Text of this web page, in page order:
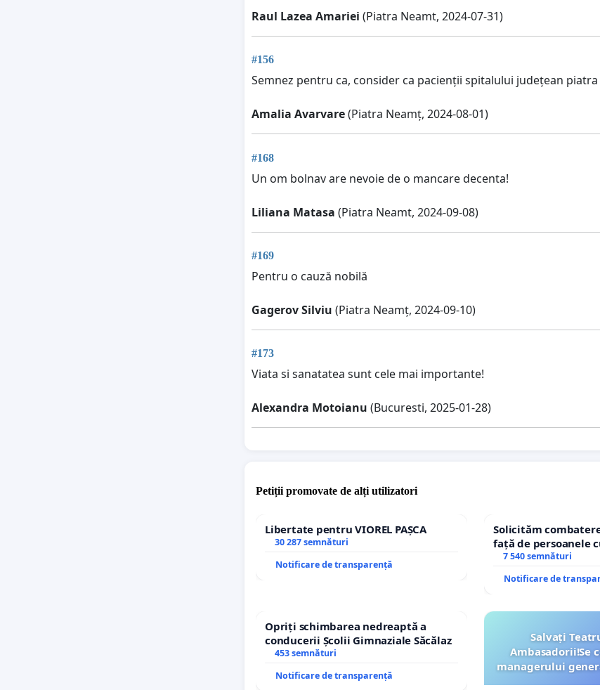
Raul Lazea Amariei (Piatra Neamt, 2024-07-31)
#156
Semnez pentru ca, consider ca pacienții spitalului județean
Amalia Avarvare(Piatra Neamț, 2024-08-01)
#168
Un om bolnav are nevoie de o mancare decenta!
Liliana Matasa (Piatra Neamt, 2024-09-08)
#169
Pentru o cauză nobilă
Gagerov Silviu (Piatra Neamț, 2024-09-10)
#173
Viata si sanatatea sunt cele mai importante!
Alexandra Motoianu (Bucuresti, 2025-01-28)
Petiții promovate de alți utilizatori
Libertate pentru VIOREL PAȘCA
30 287 semnături
Notificare de transparență
Solicităm
față de persoanele
7 540 semnături
Notificare de
Opriți schimbarea nedreaptă a
conducerii Școlii Gimnaziale Săcălaz
453 semnături
Notificare de transparență
Salvați
Ambasadorii!Se
managerului